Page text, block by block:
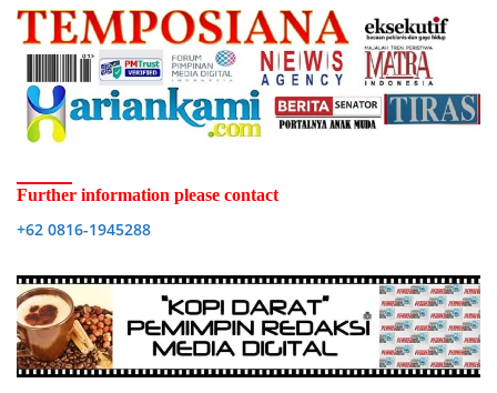
Further information please contact
+62 0816-1945288